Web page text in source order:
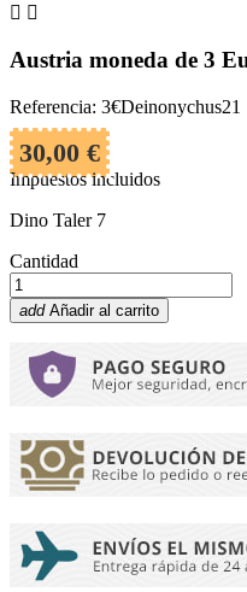
 
Austria moneda de 3
Referencia: 3€Deinonychus21
30,00 €
Impuestos incluidos
Dino Taler 7
Cantidad
add Añadir al carrito